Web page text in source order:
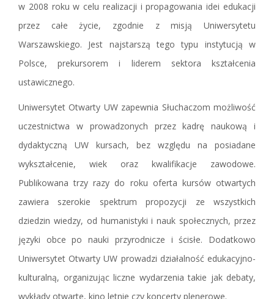
w 2008 roku w celu realizacji i propagowania idei edukacji
przez całe życie, zgodnie z misją Uniwersytetu
Warszawskiego. Jest najstarszą tego typu instytucją w
Polsce, prekursorem i liderem sektora kształcenia
ustawicznego.
Uniwersytet Otwarty UW zapewnia Słuchaczom możliwość
uczestnictwa w prowadzonych przez kadrę naukową i
dydaktyczną UW kursach, bez względu na posiadane
wykształcenie, wiek oraz kwalifikacje zawodowe.
Publikowana trzy razy do roku oferta kursów otwartych
zawiera szerokie spektrum propozycji ze wszystkich
dziedzin wiedzy, od humanistyki i nauk społecznych, przez
języki obce po nauki przyrodnicze i ścisłe. Dodatkowo
Uniwersytet Otwarty UW prowadzi działalność edukacyjno-
kulturalną, organizując liczne wydarzenia takie jak debaty,
wykłady otwarte, kino letnie czy koncerty plenerowe.